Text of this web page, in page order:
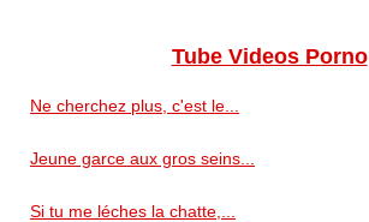
Tube Videos Porno
Ne cherchez plus, c'est le...
Jeune garce aux gros seins...
Si tu me léches la chatte,...